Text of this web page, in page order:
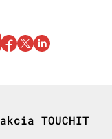
TOUCHIT